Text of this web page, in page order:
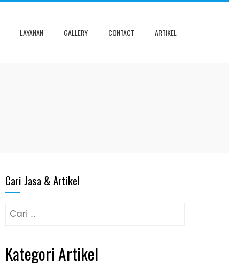
LAYANAN GALLERY CONTACT ARTIKEL
Cari Jasa & Artikel
Cari
Kategori Artikel